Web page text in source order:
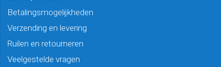
Betalingsmogelijkheden
Verzending en levering
Ruilen en retourneren
Veelgestelde vragen